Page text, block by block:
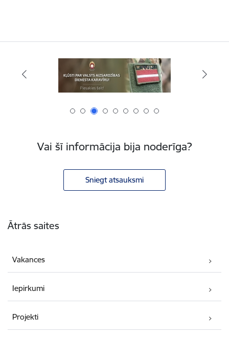
Vai šī informācija bija noderīga?
Sniegt atsauksmi
Ātrās saites
Vakances
Iepirkumi
Projekti